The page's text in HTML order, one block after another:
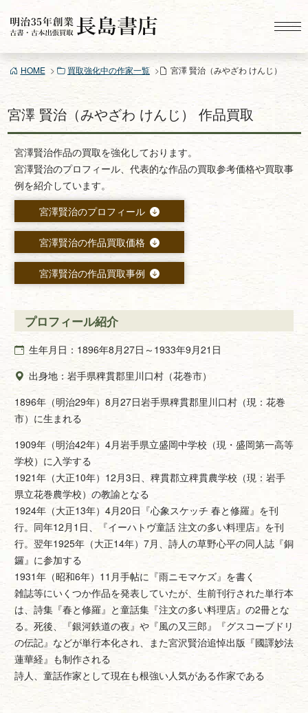
ン
ツ
ス
HOME 買取強化中の作家一覧 宮澤 賢治（みやざわ けんじ）
宮澤 賢治（みやざわ けんじ） 作品買取
宮澤賢治作品の買取を強化しております。
宮澤賢治のプロフィール、代表的な作品の買取参考価格や買取事
例を紹介しています。
宮澤賢治のプロフィール
宮澤賢治の作品買取価格
宮澤賢治の作品買取事例
プロフィール紹介
生年月日：1896年8月27日～1933年9月21日
出身地：岩手県稗貫郡里川口村（花巻市）
1896年（明治29年）8月27日岩手県稗貫郡里川口村（現：花巻
市）に生まれる
1909年（明治42年）4月岩手県立盛岡中学校（現・盛岡第一高等
学校）に入学する
1921年（大正10年）12月3日、稗貫郡立稗貫農学校（現：岩手
県立花巻農学校）の教諭となる
1924年（大正13年）4月20日『心象スケッチ 春と修羅』を刊
行。同年12月1日、『イーハトヴ童話 注文の多い料理店』を刊
行。翌年1925年（大正14年）7月、詩人の草野心平の同人誌『銅
鑼』に参加する
1931年（昭和6年）11月手帖に『雨ニモマケズ』を書く
雑誌等にいくつか作品を発表していたが、生前刊行された単行本
は、詩集『春と修羅』と童話集『注文の多い料理店』の2冊とな
る。死後、『銀河鉄道の夜』や『風の又三郎』『グスコーブドリ
の伝記』などが単行本化され、また宮沢賢治追悼出版『國譯妙法
蓮華経』も制作される
詩人、童話作家として現在も根強い人気がある作家である